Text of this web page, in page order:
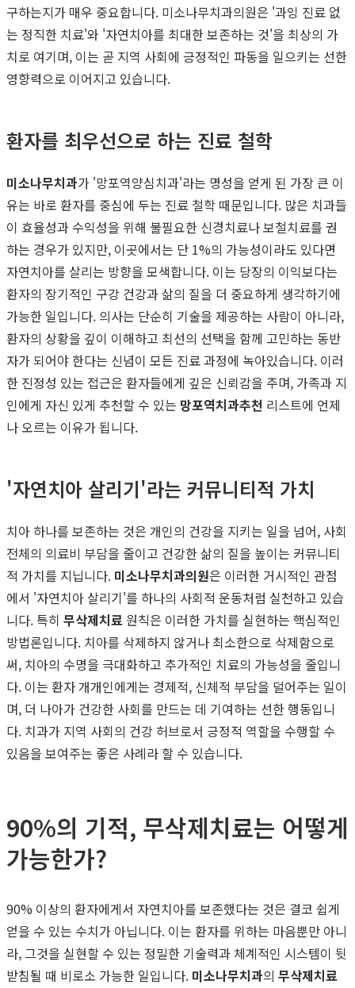
구하는지가 매우 중요합니다. 미소나무치과의원은 '과잉 진료 없
는 정직한 치료'와 '자연치아를 최대한 보존하는 것'을 최상의 가
치로 여기며, 이는 곧 지역 사회에 긍정적인 파동을 일으키는 선한
영향력으로 이어지고 있습니다.
환자를 최우선으로 하는 진료 철학
미소나무치과가 '망포역양심치과'라는 명성을 얻게 된 가장 큰 이
유는 바로 환자를 중심에 두는 진료 철학 때문입니다. 많은 치과들
이 효율성과 수익성을 위해 불필요한 신경치료나 보철치료를 권
하는 경우가 있지만, 이곳에서는 단 1%의 가능성이라도 있다면
자연치아를 살리는 방향을 모색합니다. 이는 당장의 이익보다는
환자의 장기적인 구강 건강과 삶의 질을 더 중요하게 생각하기에
가능한 일입니다. 의사는 단순히 기술을 제공하는 사람이 아니라,
환자의 상황을 깊이 이해하고 최선의 선택을 함께 고민하는 동반
자가 되어야 한다는 신념이 모든 진료 과정에 녹아있습니다. 이러
한 진정성 있는 접근은 환자들에게 깊은 신뢰감을 주며, 가족과 지
인에게 자신 있게 추천할 수 있는 망포역치과추천 리스트에 언제
나 오르는 이유가 됩니다.
'자연치아 살리기'라는 커뮤니티적 가치
치아 하나를 보존하는 것은 개인의 건강을 지키는 일을 넘어, 사회
전체의 의료비 부담을 줄이고 건강한 삶의 질을 높이는 커뮤니티
적 가치를 지닙니다. 미소나무치과의원은 이러한 거시적인 관점
에서 '자연치아 살리기'를 하나의 사회적 운동처럼 실천하고 있습
니다. 특히 무삭제치료 원칙은 이러한 가치를 실현하는 핵심적인
방법론입니다. 치아를 삭제하지 않거나 최소한으로 삭제함으로
써, 치아의 수명을 극대화하고 추가적인 치료의 가능성을 줄입니
다. 이는 환자 개개인에게는 경제적, 신체적 부담을 덜어주는 일이
며, 더 나아가 건강한 사회를 만드는 데 기여하는 선한 행동입니
다. 치과가 지역 사회의 건강 허브로서 긍정적 역할을 수행할 수
있음을 보여주는 좋은 사례라 할 수 있습니다.
90%의 기적, 무삭제치료는 어떻게
가능한가?
90% 이상의 환자에게서 자연치아를 보존했다는 것은 결코 쉽게
얻을 수 있는 수치가 아닙니다. 이는 환자를 위하는 마음뿐만 아니
라, 그것을 실현할 수 있는 정밀한 기술력과 체계적인 시스템이 뒷
받침될 때 비로소 가능한 일입니다. 미소나무치과의 무삭제치료